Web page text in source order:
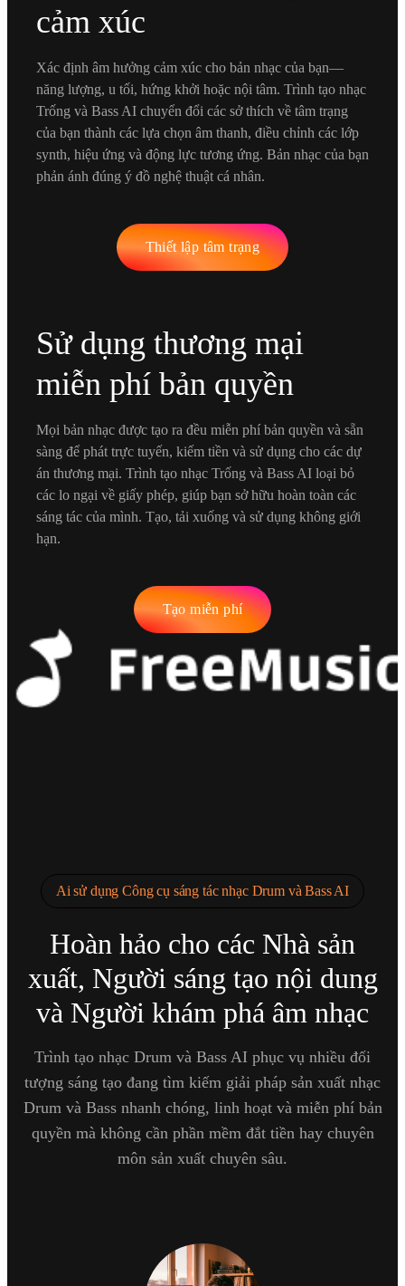
cảm xúc
Xác định âm hưởng cảm xúc cho bản nhạc của bạn—
năng lượng, u tối, hứng khởi hoặc nội tâm. Trình tạo nhạc
Trống và Bass AI chuyển đổi các sở thích về tâm trạng
của bạn thành các lựa chọn âm thanh, điều chỉnh các lớp
synth, hiệu ứng và động lực tương ứng. Bản nhạc của bạn
phản ánh đúng ý đồ nghệ thuật cá nhân.
Thiết lập tâm trạng
Sử dụng thương mại
miễn phí bản quyền
Mọi bản nhạc được tạo ra đều miễn phí bản quyền và sẵn
sàng để phát trực tuyến, kiếm tiền và sử dụng cho các dự
án thương mại. Trình tạo nhạc Trống và Bass AI loại bỏ
các lo ngại về giấy phép, giúp bạn sở hữu hoàn toàn các
sáng tác của mình. Tạo, tải xuống và sử dụng không giới
hạn.
Tạo miễn phí
Ai sử dụng Công cụ sáng tác nhạc Drum và Bass AI
Hoàn hảo cho các Nhà sản
xuất, Người sáng tạo nội dung
và Người khám phá âm nhạc
Trình tạo nhạc Drum và Bass AI phục vụ nhiều đối
tượng sáng tạo đang tìm kiếm giải pháp sản xuất nhạc
Drum và Bass nhanh chóng, linh hoạt và miễn phí bản
quyền mà không cần phần mềm đắt tiền hay chuyên
môn sản xuất chuyên sâu.